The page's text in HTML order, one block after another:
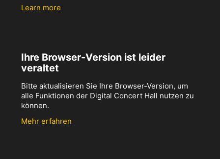
Learn more
Ihre Browser-Version ist leider
veraltet
Bitte aktualisieren Sie Ihre Browser-Version, um
alle Funktionen der Digital Concert Hall nutzen zu
können.
Mehr erfahren